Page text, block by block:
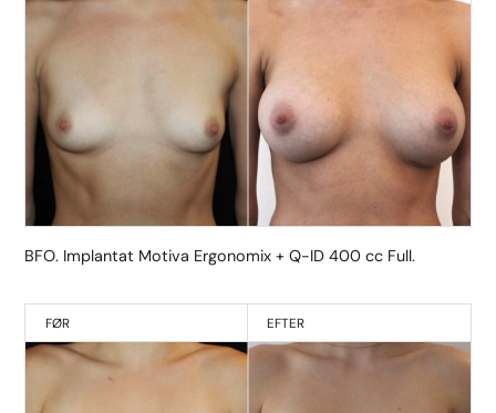
BFO. Implantat Motiva Ergonomix + Q-ID 400 cc Full.
FØR EFTER